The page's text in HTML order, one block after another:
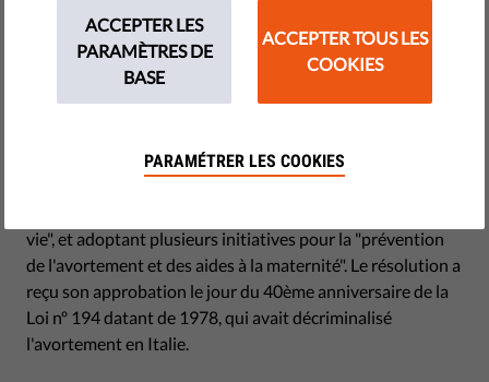
des aides à la maternité. Alors que la résolution a été
vivement critiquée par les activistes, le sénateur Pillon a
salué la mesure.
vie", et adoptant plusieurs initiatives pour la "prévention
de l'avortement et des aides à la maternité". Le résolution a
reçu son approbation le jour du 40ème anniversaire de la
Loi nº 194 datant de 1978, qui avait décriminalisé
l'avortement en Italie.
ACCEPTER LES
PARAMÈTRES DE
BASE
ACCEPTER TOUS LES
COOKIES
PARAMÉTRER LES COOKIES